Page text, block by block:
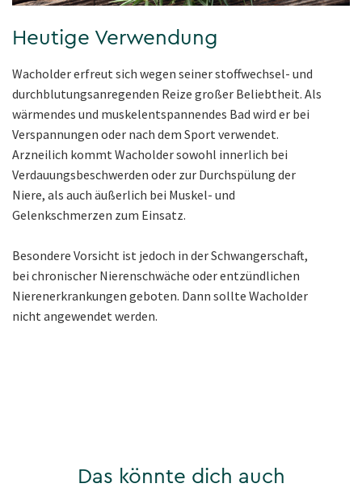
Heutige Verwendung
Wacholder erfreut sich wegen seiner stoffwechsel- und
durchblutungsanregenden Reize großer Beliebtheit. Als
wärmendes und muskelentspannendes Bad wird er bei
Verspannungen oder nach dem Sport verwendet.
Arzneilich kommt Wacholder sowohl innerlich bei
Verdauungsbeschwerden oder zur Durchspülung der
Niere, als auch äußerlich bei Muskel- und
Gelenkschmerzen zum Einsatz.
Besondere Vorsicht ist jedoch in der Schwangerschaft,
bei chronischer Nierenschwäche oder entzündlichen
Nierenerkrankungen geboten. Dann sollte Wacholder
nicht angewendet werden.
Das könnte dich auch